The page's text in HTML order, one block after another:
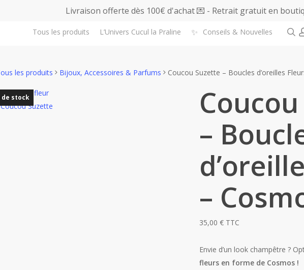
Livraison offerte dès 100€ d'achat 💌 - Retrait gratuit en
Tous les produits L’Univers Cucul la Praline ✨ Conseils & Nouvelles
les produits Bijoux, Accessoires & Parfums Coucou Suzette – Boucles d’oreilles
de stock
–
–
35,00 € TTC
Envie d’un look champêtre ?
fleurs en forme de Cosmos !